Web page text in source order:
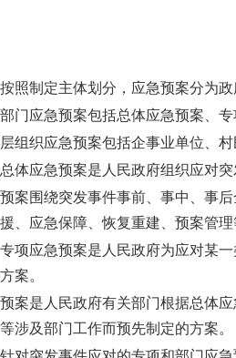
照制定主体划分，应急预案分为
门应急预案包括总体应急预案、
组织应急预案包括企事业单位、
体应急预案是人民政府组织应对
案围绕突发事件事前、事中、事
、应急保障、恢复重建、预案管
项应急预案是人民政府为应对某
案。
案是人民政府有关部门根据总体
涉及部门工作而预先制定的方案。